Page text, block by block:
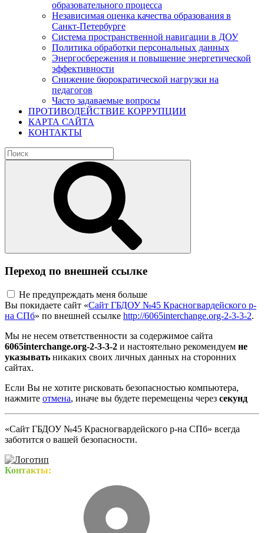
образовательного процесса
Независимая оценка качества образования в
Санкт-Петербурге
Система пространственной навигации в ДОУ
Политика обработки персональных данных
Энергосбережения и повышение энергетической
эффективности
Снижение бюрократической нагрузки на
педагогов
Часто задаваемые вопросы
ПРОТИВОДЕЙСТВИЕ КОРРУПЦИИ
КАРТА САЙТА
КОНТАКТЫ
Переход по внешней ссылке
Не предупреждать меня больше
Вы покидаете сайт «Сайт ГБДОУ №45 Красногвардейского р-
на СПб» по внешней ссылке http://6065interchange.org-2-3-3-2.
Мы не несем ответственности за содержимое сайта
6065interchange.org-2-3-3-2 и настоятельно рекомендуем не
указывать никаких своих личных данных на сторонних
сайтах.
Если Вы не хотите рисковать безопасностью компьютера,
нажмите отмена, иначе вы будете перемещены через секунд
«Сайт ГБДОУ №45 Красногвардейского р-на СПб» всегда
заботится о вашей безопасности.
Контакты: